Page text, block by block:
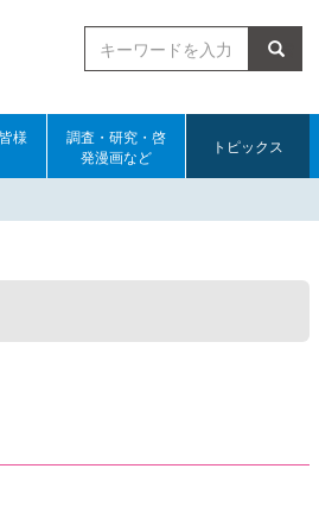
検索
様
調査・研究・啓
発漫画など
トピックス